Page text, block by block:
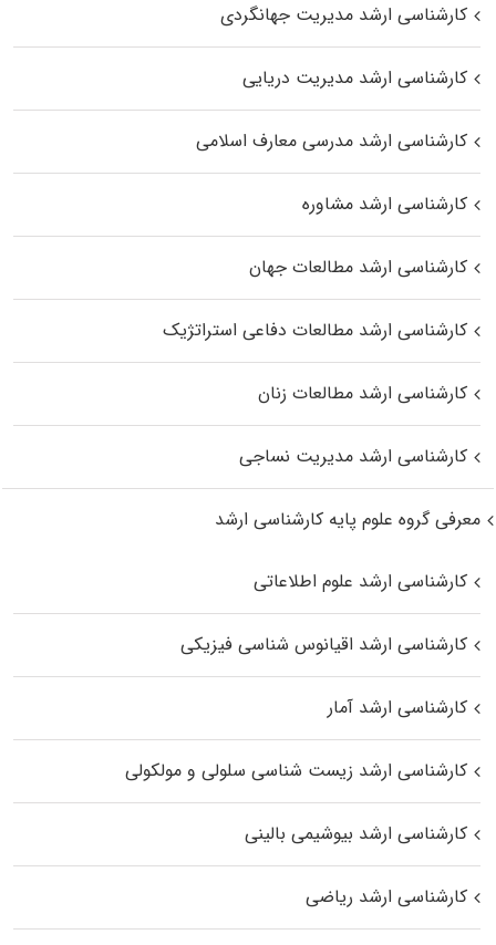
کارشناسی ارشد مدیریت جهانگردی
کارشناسی ارشد مدیریت دریایی
کارشناسی ارشد مدرسی معارف اسلامی
کارشناسی ارشد مشاوره
کارشناسی ارشد مطالعات جهان
کارشناسی ارشد مطالعات دفاعی استراتژیک
کارشناسی ارشد مطالعات زنان
کارشناسی ارشد مدیریت نساجی
معرفی گروه علوم پایه کارشناسی ارشد
کارشناسی ارشد علوم اطلاعاتی
کارشناسی ارشد اقیانوس‌ شناسی فیزیکی
کارشناسی ارشد آمار
کارشناسی ارشد زیست شناسی سلولی و مولکولی
کارشناسی ارشد بیوشیمی بالینی
کارشناسی ارشد ریاضی